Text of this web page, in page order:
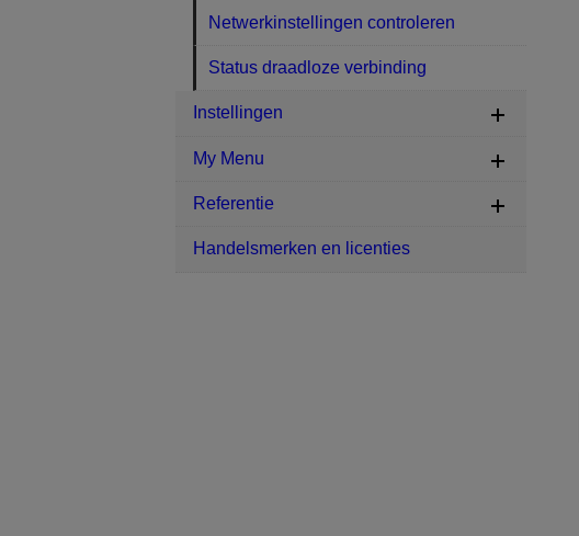
Netwerkinstellingen controleren
Status draadloze verbinding
Instellingen
My Menu
Referentie
Handelsmerken en licenties